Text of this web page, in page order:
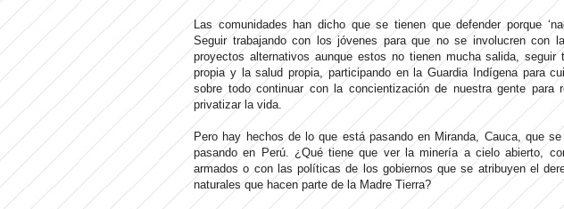
Las comunidades han dicho que se tienen que defender porque
Seguir trabajando con los jóvenes para que no se involucren con
proyectos alternativos aunque estos no tienen mucha salida, seguir
propia y la salud propia, participando en la Guardia Indígena para
sobre todo continuar con la concientización de nuestra gente para
privatizar la vida.
Pero hay hechos de lo que está pasando en Miranda, Cauca, que
pasando en Perú. ¿Qué tiene que ver la minería a cielo abierto,
armados o con las políticas de los gobiernos que se atribuyen el
naturales que hacen parte de la Madre Tierra?